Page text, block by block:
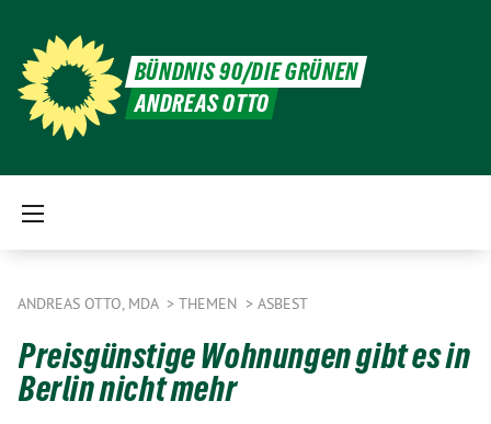
BÜNDNIS 90/DIE GRÜNEN
ANDREAS OTTO
ANDREAS OTTO, MDA THEMEN ASBEST
Preisgünstige Wohnungen gibt es in
Berlin nicht mehr